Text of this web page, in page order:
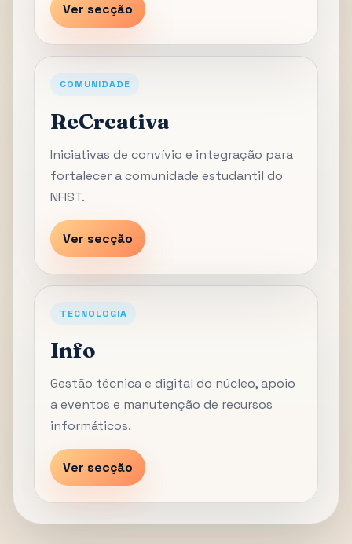
Ver secção
COMUNIDADE
ReCreativa
Iniciativas de convívio e integração para
fortalecer a comunidade estudantil do
NFIST.
Ver secção
TECNOLOGIA
Info
Gestão técnica e digital do núcleo, apoio
a eventos e manutenção de recursos
informáticos.
Ver secção